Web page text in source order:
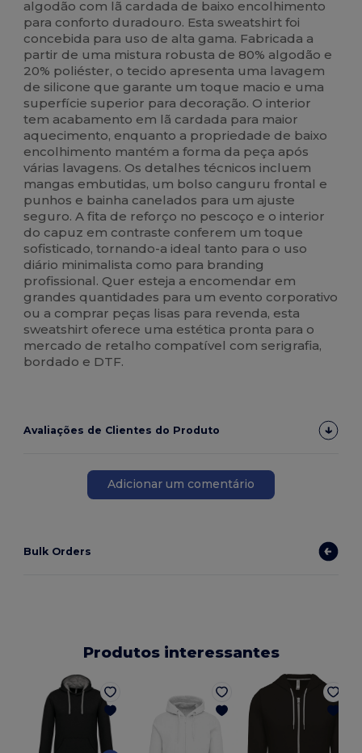
algodão com lã cardada de baixo encolhimento
para conforto duradouro. Esta sweatshirt foi
concebida para uso de alta gama. Fabricada a
partir de uma mistura robusta de 80% algodão e
20% poliéster, o tecido apresenta uma lavagem
de silicone que garante um toque macio e uma
superfície superior para decoração. O interior
tem acabamento em lã cardada para maior
aquecimento, enquanto a propriedade de baixo
encolhimento mantém a forma da peça após
várias lavagens. Os detalhes técnicos incluem
mangas embutidas, um bolso canguru frontal e
punhos e bainha canelados para um ajuste
seguro. A fita de reforço no pescoço e o interior
do capuz em contraste conferem um toque
sofisticado, tornando-a ideal tanto para o uso
diário minimalista como para branding
profissional. Quer esteja a encomendar em
grandes quantidades para um evento corporativo
ou a comprar peças lisas para revenda, esta
sweatshirt oferece uma estética pronta para o
mercado de retalho compatível com serigrafia,
bordado e DTF.
Avaliações de Clientes do Produto
Adicionar um comentário
Bulk Orders
Produtos interessantes